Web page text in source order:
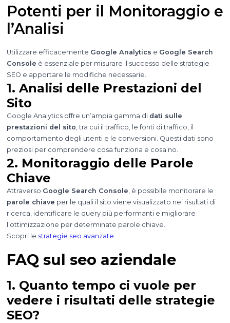
Potenti per il Monitoraggio e
l’Analisi
Utilizzare efficacemente Google Analytics e Google Search
Console è essenziale per misurare il successo delle strategie
SEO e apportare le modifiche necessarie.
1. Analisi delle Prestazioni del
Sito
Google Analytics offre un’ampia gamma di dati sulle
prestazioni del sito , tra cui il traffico, le fonti di traffico, il
comportamento degli utenti e le conversioni. Questi dati sono
preziosi per comprendere cosa funziona e cosa no.
2. Monitoraggio delle Parole
Chiave
Attraverso Google Search Console , è possibile monitorare le
parole chiave per le quali il sito viene visualizzato nei risultati di
ricerca, identificare le query più performanti e migliorare
l’ottimizzazione per determinate parole chiave.
Scopri le strategie seo avanzate.
FAQ sul seo aziendale
1. Quanto tempo ci vuole per
vedere i risultati delle strategie
SEO?